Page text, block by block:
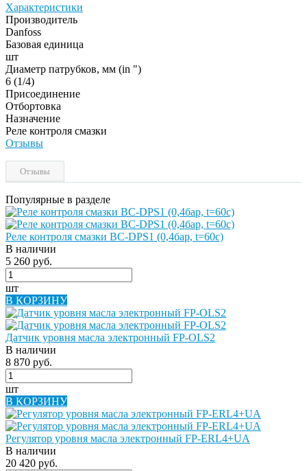
Характеристики
Производитель
Danfoss
Базовая единица
шт
Диаметр патрубков, мм (in ")
6 (1/4)
Присоединение
Отбортовка
Назначение
Реле контроля смазки
Отзывы
Отзывы
Популярные в разделе
Реле контроля смазки BC-DPS1 (0,4бар, t=60c)
В наличии
5 260 руб.
шт
В КОРЗИНУ
Датчик уровня масла электронный FP-OLS2
В наличии
8 870 руб.
шт
В КОРЗИНУ
Регулятор уровня масла электронный FP-ERL4+UA
В наличии
20 420 руб.